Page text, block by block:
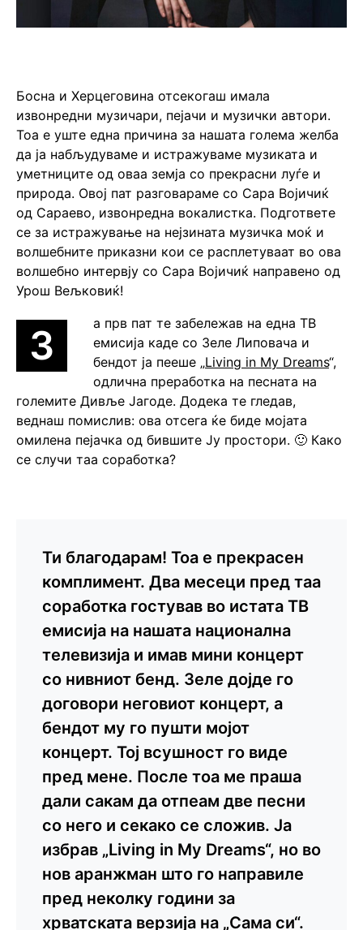
Босна и Херцеговина отсекогаш имала
извонредни музичари, пејачи и музички автори.
Тоа е уште една причина за нашата голема желба
да ја набљудуваме и истражуваме музиката и
уметниците од оваа земја со прекрасни луѓе и
природа. Овој пат разговараме со Сара Војичиќ
од Сараево, извонредна вокалистка. Подгответе
се за истражување на нејзината музичка моќ и
волшебните приказни кои се расплетуваат во ова
волшебно интервју со Сара Војичиќ направено од
Урош Вељковиќ!
З
а прв пат те забележав на една ТВ
емисија каде со Зеле Липовача и
бендот ја пееше „Living in My Dreams“,
одлична преработка на песната на
големите Дивље Јагоде. Додека те гледав,
веднаш помислив: ова отсега ќе биде мојата
омилена пејачка од бившите Ју простори. 🙂 Како
се случи таа соработка?
Ти благодарам! Тоа е прекрасен
комплимент. Два месеци пред таа
соработка гостував во истата ТВ
емисија на нашата национална
телевизија и имав мини концерт
со нивниот бенд. Зеле дојде го
договори неговиот концерт, а
бендот му го пушти мојот
концерт. Тој всушност го виде
пред мене. После тоа ме праша
дали сакам да отпеам две песни
со него и секако се сложив. Ја
избрав „Living in My Dreams“, но во
нов аранжман што го направиле
пред неколку години за
хрватската верзија на „Сама си“.